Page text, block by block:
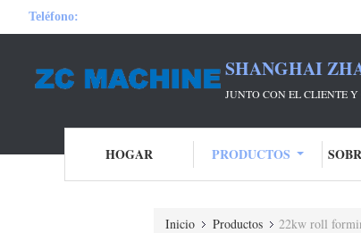
Teléfono:
SHANGHAI
JUNTO CON EL CLIENTE
HOGAR PRODUCTOS
Inicio Productos 22kw roll